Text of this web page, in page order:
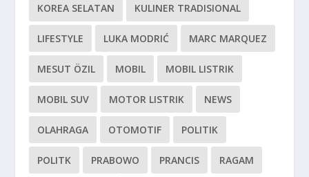
KOREA SELATAN KULINER TRADISIONAL
LIFESTYLE LUKA MODRIĆ MARC MARQUEZ
MESUT ÖZIL MOBIL MOBIL LISTRIK
MOBIL SUV MOTOR LISTRIK NEWS
OLAHRAGA OTOMOTIF POLITIK
POLITK PRABOWO PRANCIS RAGAM